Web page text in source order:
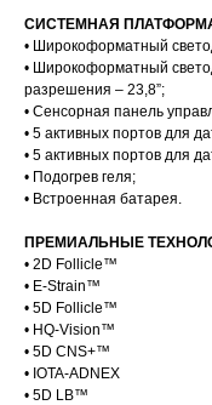
СИСТЕМНАЯ
• Широкоформатный
• Широкоформатный
разрешения – 23,8”;
• Сенсорная панель
• 5 активных портов для
• 5 активных портов для
• Подогрев геля;
• Встроенная батарея.
ПРЕМИАЛЬНЫЕ
• 2D Follicle™
• E-Strain™
• 5D Follicle™
• HQ-Vision™
• 5D CNS+™
• IOTA-ADNEX
• 5D LB™